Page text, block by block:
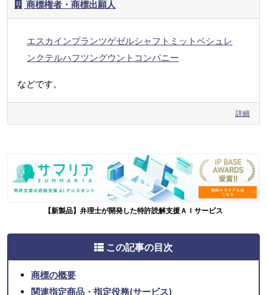
商標権者・商標出願人
エスカインプランツゲゼルシャフトミットベシュレ
ンクテルハフツングウントコンパニー
などです。
詳細
【新製品】弁理士が開発した特許読解支援ＡＩサービス
この記事の目次
商標の概要
関連指定商品・指定役務(サービス)